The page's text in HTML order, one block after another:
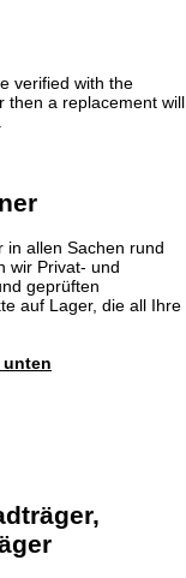
verified with the
then a replacement will
in allen Sachen rund
wir Privat- und
geprüften
auf Lager, die all Ihre
unten